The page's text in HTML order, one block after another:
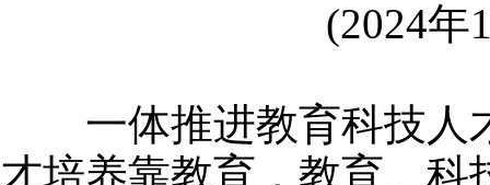
(2024年1
一体推进教育科技人才
才培养靠教育，教育、